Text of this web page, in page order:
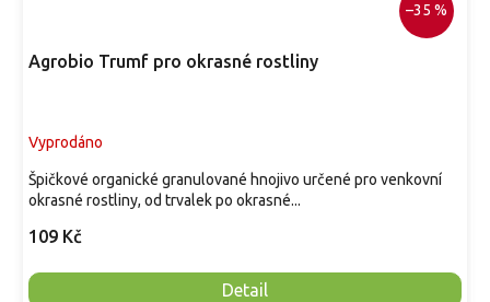
–35 %
Agrobio Trumf pro okrasné rostliny
Vyprodáno
109 Kč
Detail
Špičkové organické granulované hnojivo určené pro venkovní
okrasné rostliny, od trvalek po okrasné...